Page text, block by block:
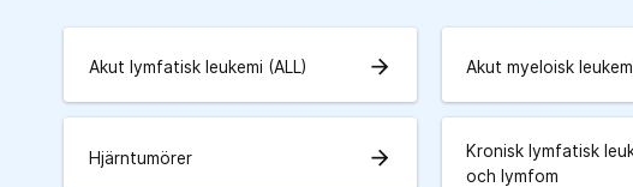
Akut lymfatisk leukemi (ALL) arrow_forward Akut myeloisk
Hjärntumörer arrow_forward
Kronisk lymfatisk
och lymfom